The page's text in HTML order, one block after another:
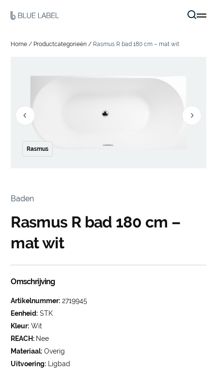
Home / Productcategorieën / Rasmus R bad 180 cm – mat wit
Rasmus
Baden
Rasmus R bad 180 cm –
mat wit
Omschrijving
Artikelnummer: 2719945
Eenheid: STK
Kleur: Wit
REACH: Nee
Materiaal: Overig
Uitvoering: Ligbad